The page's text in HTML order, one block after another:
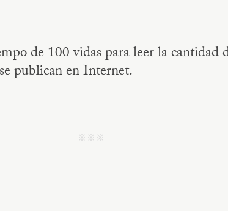
de 100 vidas para leer la cantidad
publican en Internet.
j j j